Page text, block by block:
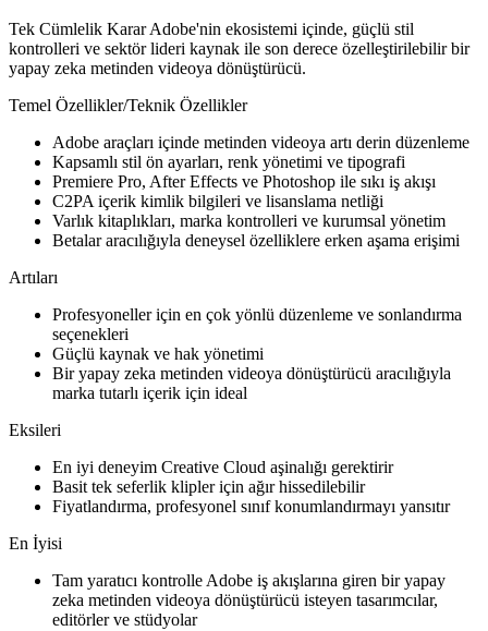
Tek Cümlelik Karar Adobe'nin ekosistemi içinde, güçlü stil
kontrolleri ve sektör lideri kaynak ile son derece özelleştirilebilir bir
yapay zeka metinden videoya dönüştürücü.
Temel Özellikler/Teknik Özellikler
Adobe araçları içinde metinden videoya artı derin düzenleme
Kapsamlı stil ön ayarları, renk yönetimi ve tipografi
Premiere Pro, After Effects ve Photoshop ile sıkı iş akışı
C2PA içerik kimlik bilgileri ve lisanslama netliği
Varlık kitaplıkları, marka kontrolleri ve kurumsal yönetim
Betalar aracılığıyla deneysel özelliklere erken aşama erişimi
Artıları
Profesyoneller için en çok yönlü düzenleme ve sonlandırma
seçenekleri
Güçlü kaynak ve hak yönetimi
Bir yapay zeka metinden videoya dönüştürücü aracılığıyla
marka tutarlı içerik için ideal
Eksileri
En iyi deneyim Creative Cloud aşinalığı gerektirir
Basit tek seferlik klipler için ağır hissedilebilir
Fiyatlandırma, profesyonel sınıf konumlandırmayı yansıtır
En İyisi
Tam yaratıcı kontrolle Adobe iş akışlarına giren bir yapay
zeka metinden videoya dönüştürücü isteyen tasarımcılar,
editörler ve stüdyolar